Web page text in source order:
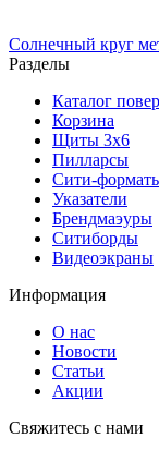
Солнечный круг
Разделы
Каталог
Корзина
Щиты 3х6
Пилларсы
Сити-
Указатели
Брендмаэуры
Ситиборды
Видеоэкраны
Информация
О нас
Новости
Статьи
Акции
Cвяжитесь с нами